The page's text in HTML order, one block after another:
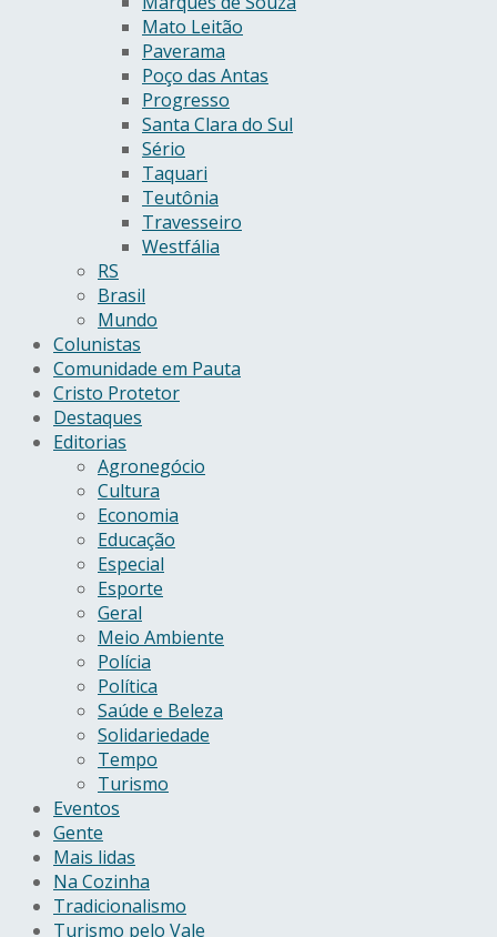
Mato Leitão
Paverama
Poço das Antas
Progresso
Santa Clara do Sul
Sério
Taquari
Teutônia
Travesseiro
Westfália
RS
Brasil
Mundo
Colunistas
Comunidade em Pauta
Cristo Protetor
Destaques
Editorias
Agronegócio
Cultura
Economia
Educação
Especial
Esporte
Geral
Meio Ambiente
Polícia
Política
Saúde e Beleza
Solidariedade
Tempo
Turismo
Eventos
Gente
Mais lidas
Na Cozinha
Tradicionalismo
Turismo pelo Vale